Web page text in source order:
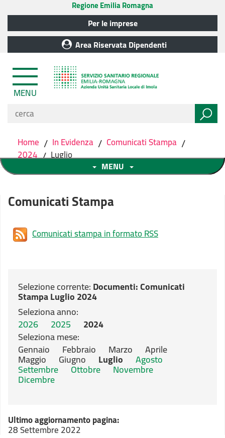
Regione Emilia Romagna
Per le imprese
Area Riservata Dipendenti
MENU
Home / In Evidenza / Comunicati Stampa /
2024 / Luglio
MENU
Comunicati Stampa
Comunicati stampa in formato RSS
Selezione corrente:Documenti: Comunicati
Stampa Luglio 2024
Seleziona anno:
2026 2025 2024
Seleziona mese:
Gennaio Febbraio Marzo Aprile
Maggio Giugno Luglio Agosto
Settembre Ottobre Novembre
Dicembre
Ultimo aggiornamento pagina:
28 Settembre 2022